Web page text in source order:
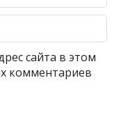
сайта в этом
комментариев